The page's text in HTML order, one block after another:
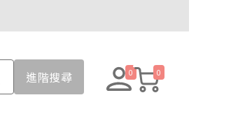
0 0
進階搜尋